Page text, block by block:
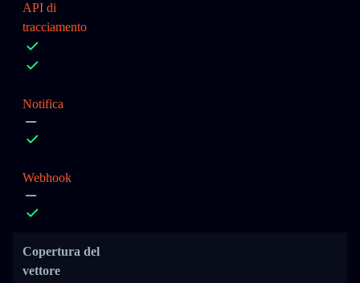
API di
tracciamento
Notifica
Webhook
Copertura del
vettore